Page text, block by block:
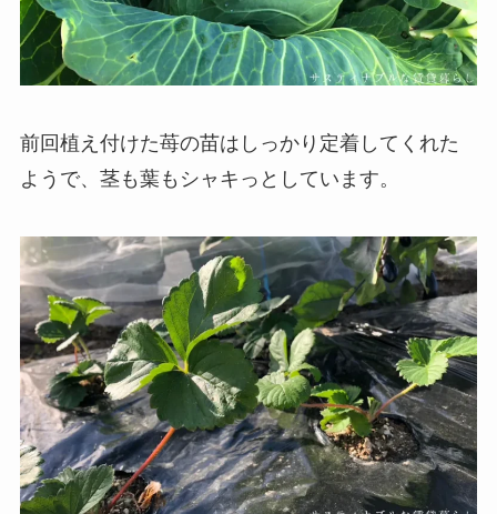
前回植え付けた苺の苗はしっかり定着してくれた
ようで、茎も葉もシャキっとしています。